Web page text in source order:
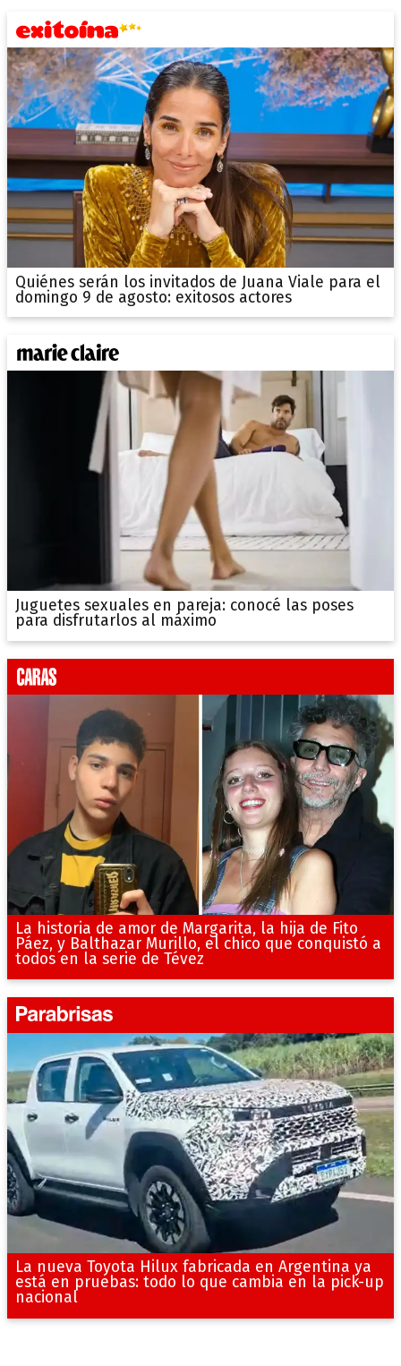
Quiénes serán los invitados de Juana Viale para el
domingo 9 de agosto: exitosos actores
Juguetes sexuales en pareja: conocé las poses
para disfrutarlos al máximo
La historia de amor de Margarita, la hija de Fito
Páez, y Balthazar Murillo, el chico que conquistó a
todos en la serie de Tévez
La nueva Toyota Hilux fabricada en Argentina ya
está en pruebas: todo lo que cambia en la pick-up
nacional